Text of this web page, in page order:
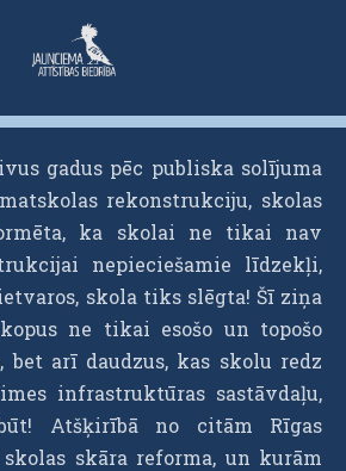
gadus pēc publiska solījuma
rekonstrukciju, skolas
ka skolai ne tikai nav
nepieciešamie līdzekļi,
skola tiks slēgta! Šī ziņa
ne tikai esošo un topošo
bet arī daudzus, kas skolu redz
infrastruktūras sastāvdaļu,
Atšķirībā no citām Rīgas
skāra reforma, un kurām